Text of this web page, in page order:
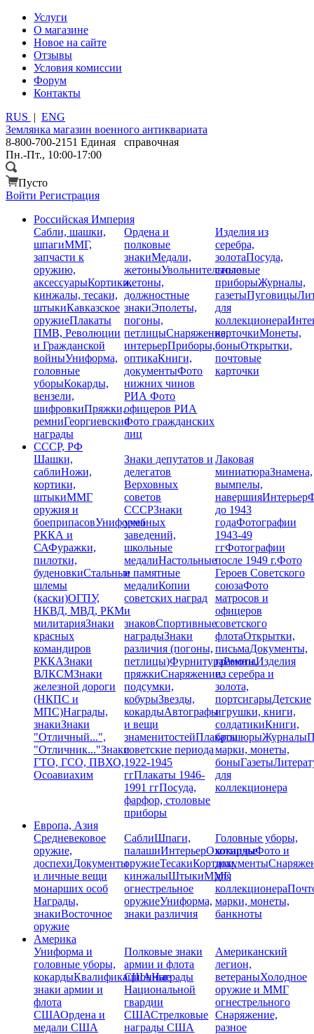
Услуги
О магазине
Новое на сайте
Отзывы
Условия комиссии
Форум
Контакты
RUS | ENG
Землянка магазин военного антиквариата
8-800-700-2151 Единая справочная
Пн.-Пт., 10:00-17:00
Пусто
Войти Регистрация
Российская Империя
Сабли, шашки,
шпагиММГ,
запчасти к
оружию,
аксессуарыКортики,
кинжалы, тесаки,
штыкиКавказское
оружиеПлакаты
ПМВ, Революции
и Гражданской
войныУниформа,
головные
уборыКокарды,
вензели,
шифровкиПряжки,
ремниГеоргиевские
награды
Ордена и
полковые
знакиМедали,
жетоныУвольнительные
жетоны,
должностные
знакиЭполеты,
погоны,
петлицыСнаряжение,
интерьерПриборы,
оптикаКниги,
документыФото
нижних чинов
РИАФото
офицеров РИА
Фото гражданских
лиц
Изделия из
серебра,
золотаПосуда,
столовые
приборыЖурналы,
газетыПуговицы
для
коллекционера
карточкиМонеты,
боныОткрытки,
почтовые
карточки
СССР, РФ
Шашки,
саблиНожи,
кортики,
штыкиММГ
оружия и
боеприпасовУниформа
РККА и
САФуражки,
пилотки,
буденовкиСтальные
шлемы
(каски)ОГПУ,
НКВД, МВД, РКМ
милитарияЗнаки
красных
командиров
РККАЗнаки
ВЛКСМЗнаки
железной дороги
(НКПС и
МПС)Награды,
знакиЗнаки
"Отличный...",
"Отличник..."Знаки
ГТО, ГСО, ПВХО,
Осоавиахим
Знаки депутатов и
делегатов
Верховных
советов
СССРЗнаки
учебных
заведений,
школьные
медалиНастольные
и памятные
медалиКопии
советских наград
и
знаковСпортивные
наградыЗнаки
различия (погоны,
петлицы)ФурнитураРемни,
пряжкиСнаряжение,
подсумки,
кобурыЗвезды,
кокардыАвтографы
и вещи
знаменитостейПлакаты
советские периода
1922-1945
ггПлакаты 1946-
1991 ггПосуда,
фарфор, столовые
приборы
Лаковая
миниатюраЗнамена,
вымпелы,
навершияИнтерьер
до 1943
годаФотографии
1943-49
ггФотографии
после 1949 г.Фото
Героев Советского
союзаФото
матросов и
офицеров
советского
флотаОткрытки,
письмаДокументы,
грамотыИзделия
из серебра и
золота,
портсигарыДетские
игрушки, книги,
солдатикиКниги,
брошюрыЖурналы
марки, монеты,
боныГазеты
для
коллекционера
Европа, Азия
Средневековое
оружие,
доспехиДокументы
и личные вещи
монарших особ
Награды,
знакиВосточное
оружие
СаблиШпаги,
палашиИнтерьерОхотничье
оружиеТесакиКортики,
кинжалыШтыкиММГ,
огнестрельное
оружиеУниформа,
знаки различия
Головные уборы,
кокардыФото и
документы
для
коллекционера
марки, монеты,
банкноты
Америка
Униформа и
головные уборы,
кокардыКвалификационные
знаки армии и
флота
СШАОрдена и
медали США
Полковые знаки
армии и флота
СШАНаграды
Национальной
гвардии
СШАСтрелковые
награды США
Американский
легион,
ветераныХолодное
оружие и ММГ
огнестрельного
Снаряжение,
разное